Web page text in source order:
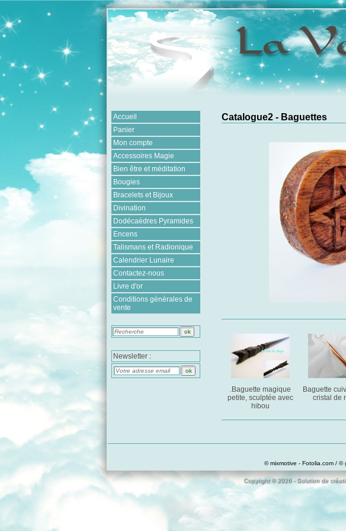
Accueil
Panier
Mon compte
Accessoires Magie
Bien être et méditation
Bougies
Bracelets et Bijoux
Divination
Dodécaèdres Pyramides
Encens
Talismans et Radionique
Calendrier Lunaire
Contactez-nous
Livre d'or
Conditions générales de
vente
Newsletter :
Catalogue2 - Baguettes
.Baguette magique
petite, sculptée avec
hibou
Baguette
cristal de
© mixmotive - Fotolia.com / ©
Copyright © 2026 - Solution de